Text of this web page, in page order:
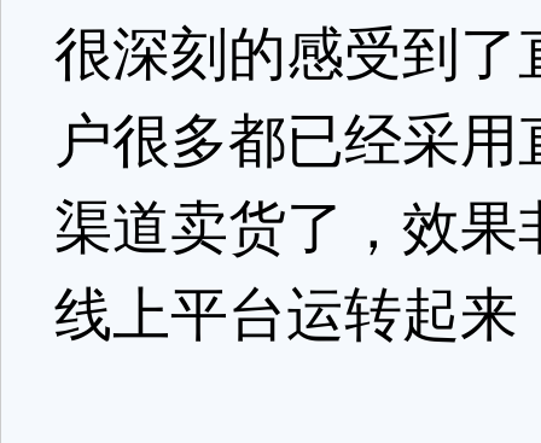
很深刻的感受到
户很多都已经采
渠道卖货了，效
线上平台运转起